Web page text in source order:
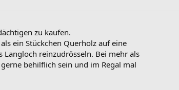
zu kaufen.
ein Stückchen Querholz auf eine
reinzudrösseln. Bei mehr als
behilflich sein und im Regal mal